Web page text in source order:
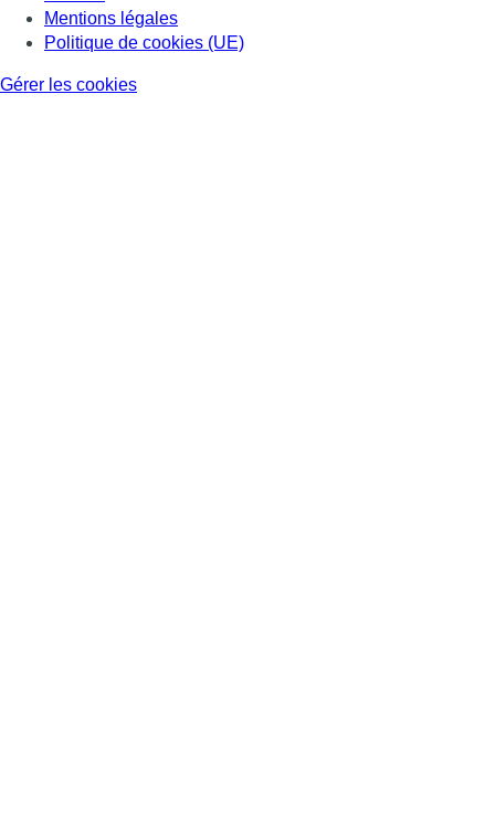
Mentions légales
Politique de cookies (UE)
Gérer les cookies